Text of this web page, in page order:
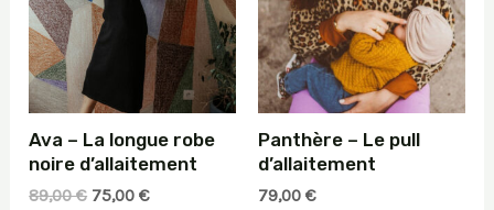
Ava – La longue robe
noire d’allaitement
89,00€ Le
75,00€Le
Panthère – Le pull
d’allaitement
79,00 €